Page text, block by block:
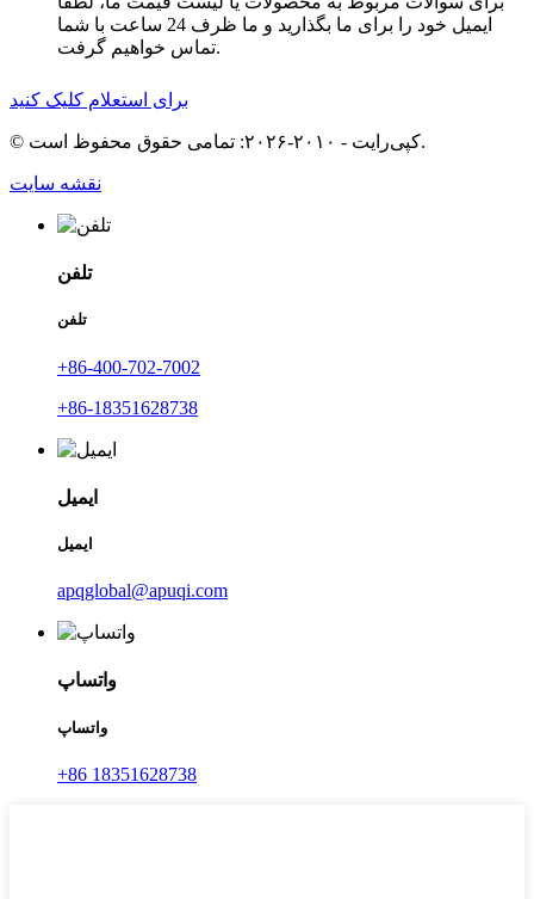
ایمیل خود را برای ما بگذارید و ما ظرف 24 ساعت با شما
تماس خواهیم گرفت.
برای استعلام کلیک کنید
© کپی‌رایت - ۲۰۱۰-۲۰۲۶: تمامی حقوق محفوظ است.
نقشه سایت
تلفن
تلفن
‎+86-400-702-7002‎
‎+86-18351628738‎
ایمیل
ایمیل
apqglobal@apuqi.com
واتساپ
واتساپ
‎+86 18351628738‎